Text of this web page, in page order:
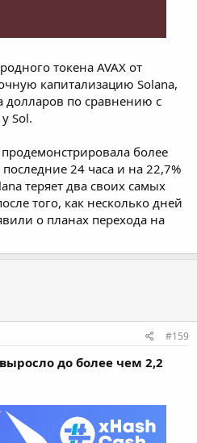
токена AVAX от
капитализацию Solana,
долларов по сравнению с
Sol.
более
24 часа и на 22,7%
теряет два своих самых
того, как несколько дней
о планах перехода на
#159
до более чем 2,2